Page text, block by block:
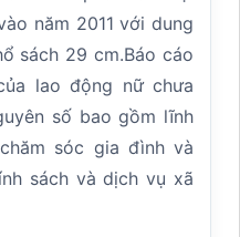
năm 2011 với dung
sách 29 cm.Báo cáo
lao động nữ chưa
số bao gồm lĩnh
sóc gia đình và
sách và dịch vụ xã